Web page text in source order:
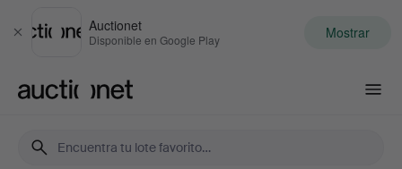
Cerrar
Auctionet
Disponible en Google Play Mostrar